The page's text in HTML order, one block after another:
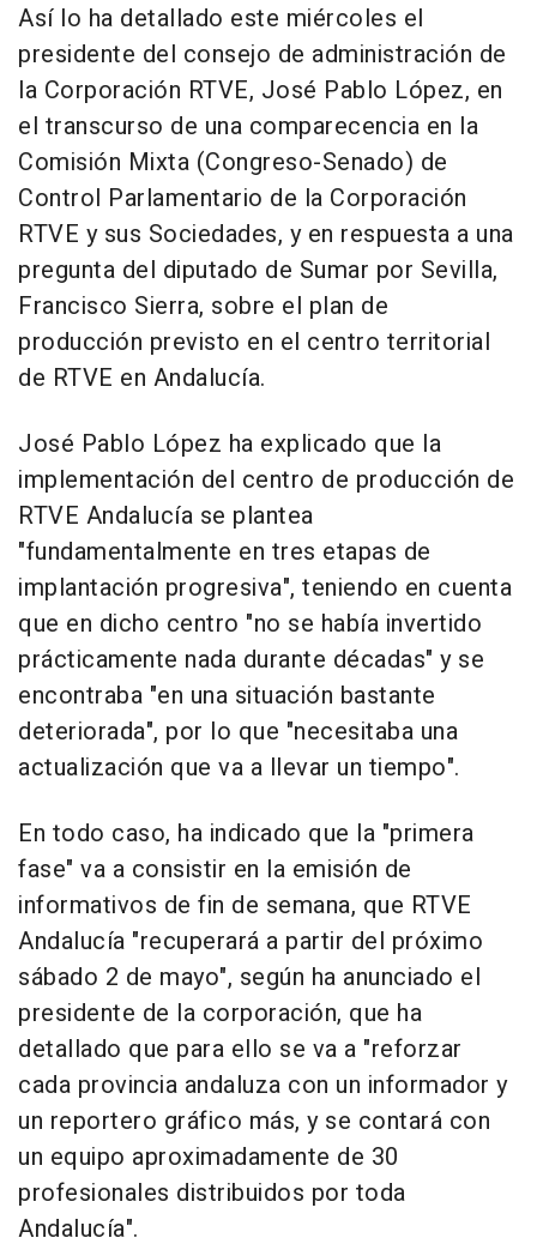
Así lo ha detallado este miércoles el
presidente del consejo de administración de
la Corporación RTVE, José Pablo López, en
el transcurso de una comparecencia en la
Comisión Mixta (Congreso-Senado) de
Control Parlamentario de la Corporación
RTVE y sus Sociedades, y en respuesta a una
pregunta del diputado de Sumar por Sevilla,
Francisco Sierra, sobre el plan de
producción previsto en el centro territorial
de RTVE en Andalucía.
José Pablo López ha explicado que la
implementación del centro de producción de
RTVE Andalucía se plantea
"fundamentalmente en tres etapas de
implantación progresiva", teniendo en cuenta
que en dicho centro "no se había invertido
prácticamente nada durante décadas" y se
encontraba "en una situación bastante
deteriorada", por lo que "necesitaba una
actualización que va a llevar un tiempo".
En todo caso, ha indicado que la "primera
fase" va a consistir en la emisión de
informativos de fin de semana, que RTVE
Andalucía "recuperará a partir del próximo
sábado 2 de mayo", según ha anunciado el
presidente de la corporación, que ha
detallado que para ello se va a "reforzar
cada provincia andaluza con un informador y
un reportero gráfico más, y se contará con
un equipo aproximadamente de 30
profesionales distribuidos por toda
Andalucía".